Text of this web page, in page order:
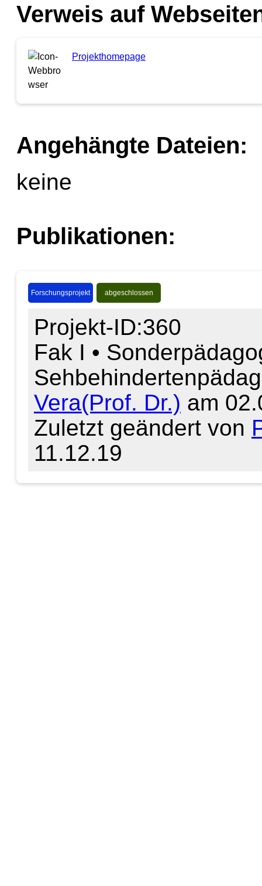
Verweis auf
Projekthomepage
Angehängte Dateien:
keine
Publikationen:
Forschungsprojekt abgeschlossen
Projekt-ID:360
Fak I •
Vera(Prof. Dr.) am
Zuletzt geändert von
11.12.19